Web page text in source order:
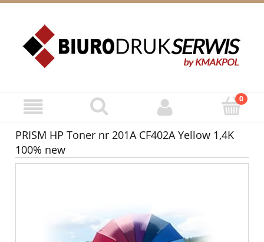
PRISM HP Toner nr 201A CF402A Yellow 1,4K
100% new